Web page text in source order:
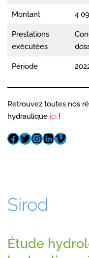
Montant 4
Prestations
exécutées
Période
Retrouvez toutes nos
hydraulique ici !
Sirod
Étude